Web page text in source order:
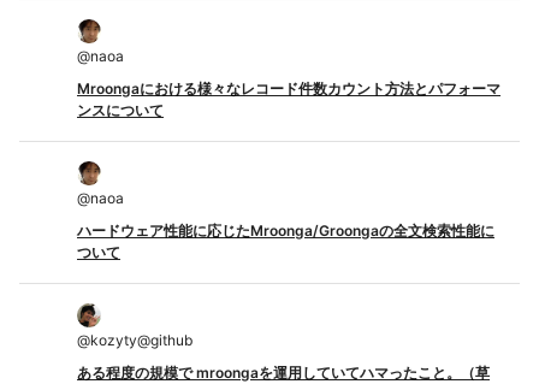
@naoa
Mroongaにおける様々なレコード件数カウント方法とパフォーマ
ンスについて
@naoa
ハードウェア性能に応じたMroonga/Groongaの全文検索性能に
ついて
@kozyty@github
ある程度の規模で mroongaを運用していてハマったこと。（草